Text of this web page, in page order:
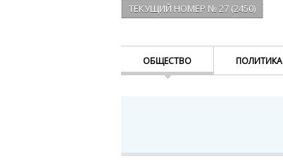
ТЕКУЩИЙ НОМЕР № 27 (2450)
ОБЩЕСТВО ПОЛИТИКА